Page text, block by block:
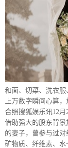
和面、切菜、洗衣
上万数字瞬间心算
合照搜狐娱乐讯12
借助强大的股东背景
的妻子，曾参与过
矿物质、纤维素、